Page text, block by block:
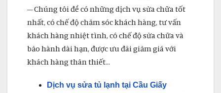
– Chúng tôi để có những dịch vụ sửa chữa tốt
nhất, có chế độ chăm sóc khách hàng, tư vấn
khách hàng nhiệt tình, có chế độ sửa chữa và
bảo hành dài hạn, được ưu đãi giảm giá với
khách hàng thân thiết…
Dịch vụ sửa tủ lạnh tại Cầu Giấy